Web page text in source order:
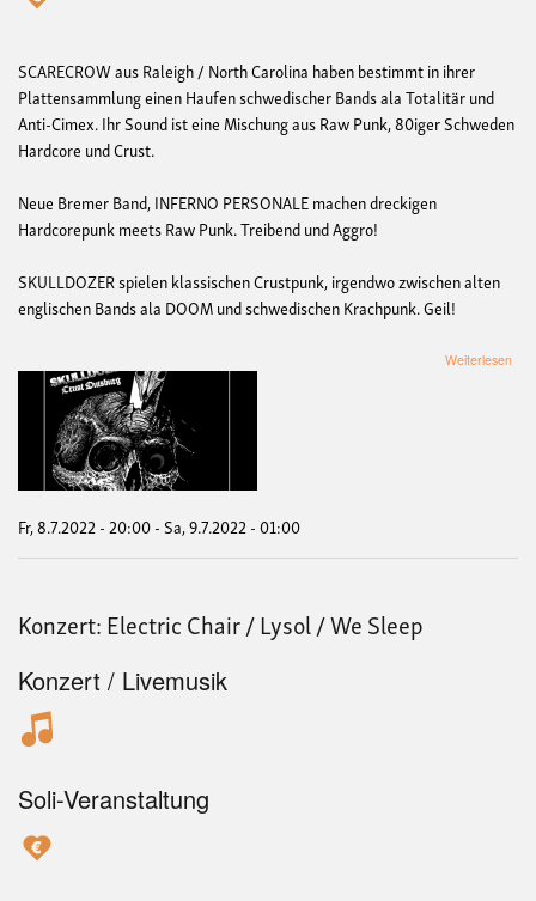
SCARECROW aus Raleigh / North Carolina haben bestimmt in ihrer
Plattensammlung einen Haufen schwedischer Bands ala Totalitär und
Anti-Cimex. Ihr Sound ist eine Mischung aus Raw Punk, 80iger Schweden
Hardcore und Crust.
Neue Bremer Band, INFERNO PERSONALE machen dreckigen
Hardcorepunk meets Raw Punk. Treibend und Aggro!
SKULLDOZER spielen klassischen Crustpunk, irgendwo zwischen alten
englischen Bands ala DOOM und schwedischen Krachpunk. Geil!
Weiterlesen
Fr, 8.7.2022 - 20:00-Sa, 9.7.2022 - 01:00
Konzert: Electric Chair / Lysol / We Sleep
Konzert / Livemusik
Soli-Veranstaltung